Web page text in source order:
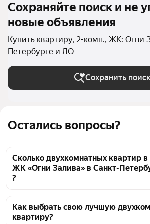
Остались вопросы?
Сколько двухкомнатных квартир
ЖК «Огни Залива» в Санкт-
?
Залива» в Санкт-Петербурге и ЛО
двухкомнатных квартир, из них 1
Как выбрать свою лучшую
квартиру?
Сохраняйте поиск и не
новые объявления
Купить квартиру, 2-комн., ЖК: Огни
Петербурге и ЛО
Сохранить поиск